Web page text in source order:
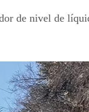
de nivel de